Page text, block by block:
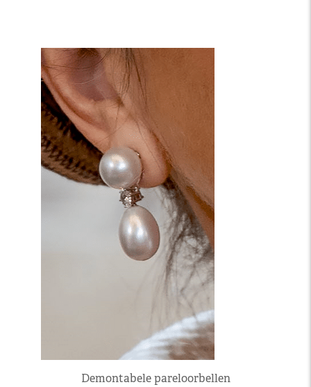
Demontabele pareloorbellen